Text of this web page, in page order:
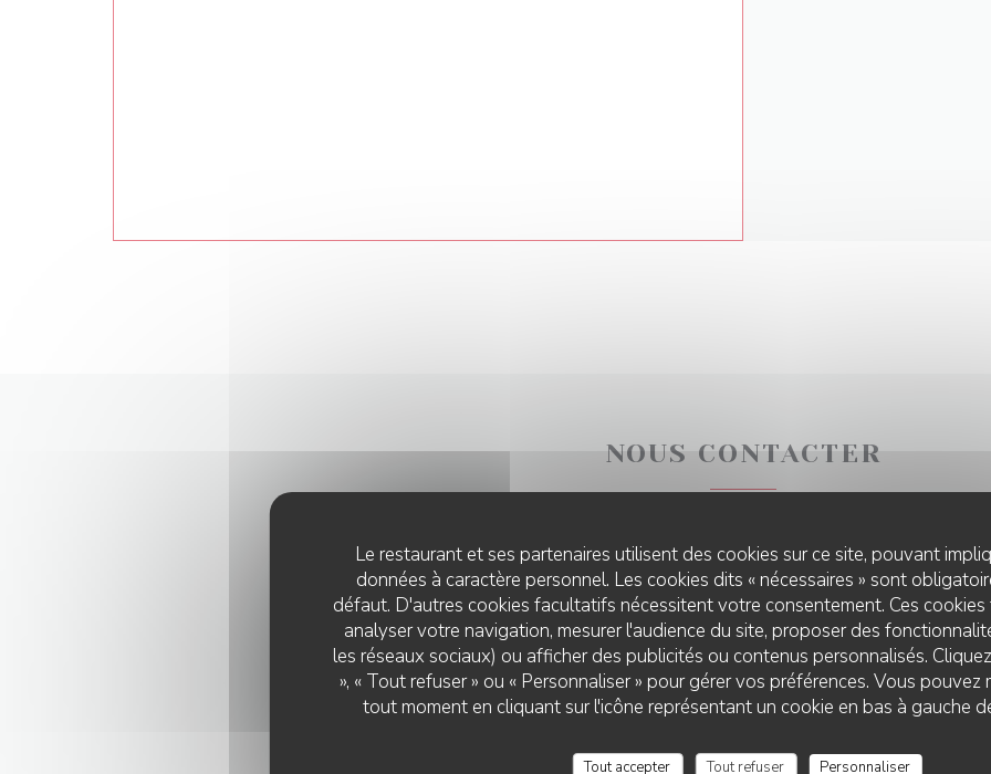
Le restaurant et ses partenaires utilisent des cookies sur ce site, pouvant
données à caractère personnel. Les cookies dits « nécessaires » sont
défaut. D'autres cookies facultatifs nécessitent votre consentement. Ces
analyser votre navigation, mesurer l'audience du site, proposer des
les réseaux sociaux) ou afficher des publicités ou contenus personnalisés.
», « Tout refuser » ou « Personnaliser » pour gérer vos préférences. Vous
tout moment en cliquant sur l'icône représentant un cookie en bas à gauche
Tout accepter Tout refuser
Personnaliser
NOUS CONTACTER
Remplissez le formulaire ci-dessous !
CARROUSEL